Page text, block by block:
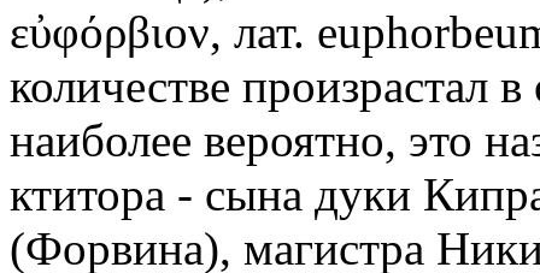
εὐφόρβιον, лат.
количестве произрастал
наиболее вероятно, это
ктитора - сына дуки
(Форвина), магистра